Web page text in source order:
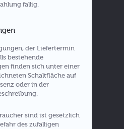
fällig.
der Liefertermin
bestehende
finden sich unter einer
Schaltfläche auf
oder in der
sind ist gesetzlich
des zufälligen